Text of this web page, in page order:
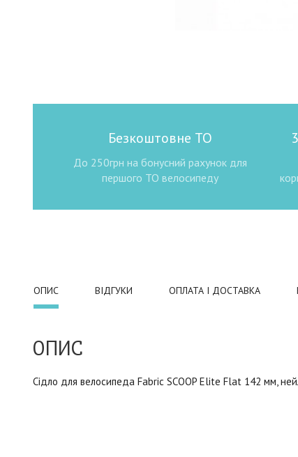
Безкоштовне ТО
До 250грн на бонусний рахунок для
першого ТО велосипеду
ОПИС ВІДГУКИ ОПЛАТА І ДОСТАВКА
ОПИС
Сідло для велосипеда Fabric SCOOP Elite Flat 142 мм,